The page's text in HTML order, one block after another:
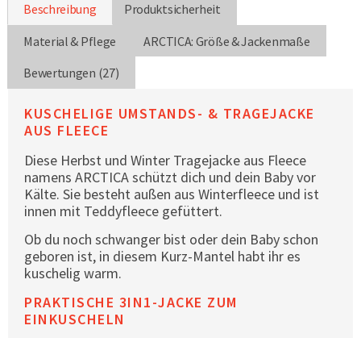
Beschreibung
Produktsicherheit
Material & Pflege
ARCTICA: Größe & Jackenmaße
Bewertungen (27)
KUSCHELIGE UMSTANDS- & TRAGEJACKE
AUS FLEECE
Diese Herbst und Winter Tragejacke aus Fleece
namens ARCTICA schützt dich und dein Baby vor
Kälte. Sie besteht außen aus Winterfleece und ist
innen mit Teddyfleece gefüttert.
Ob du noch schwanger bist oder dein Baby schon
geboren ist, in diesem Kurz-Mantel habt ihr es
kuschelig warm.
PRAKTISCHE 3IN1-JACKE ZUM
EINKUSCHELN